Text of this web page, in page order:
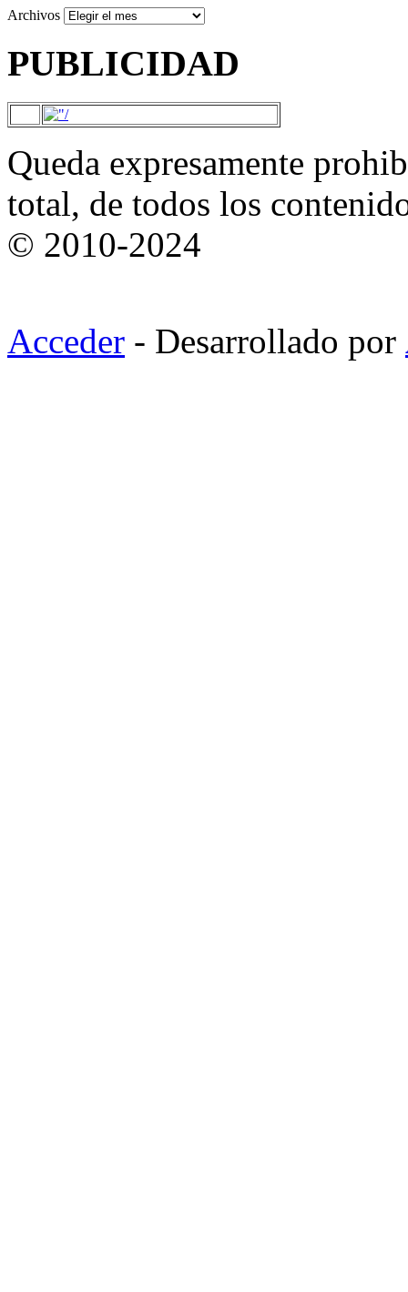
Archivos
PUBLICIDAD
Queda expresamente
total, de todos los
© 2010-2024
Acceder - Desarrollado por